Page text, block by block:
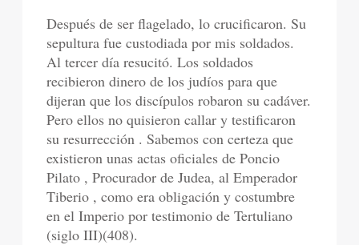
Después de ser flagelado, lo crucificaron. Su
sepultura fue custodiada por mis soldados.
Al tercer día resucitó. Los soldados
recibieron dinero de los judíos para que
dijeran que los discípulos robaron su cadáver.
Pero ellos no quisieron callar y testificaron
su resurrección . Sabemos con certeza que
existieron unas actas oficiales de Poncio
Pilato , Procurador de Judea, al Emperador
Tiberio , como era obligación y costumbre
en el Imperio por testimonio de Tertuliano
(siglo III)(408).